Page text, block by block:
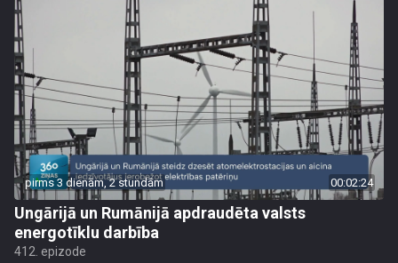
pirms 3 dienām, 2 stundām 00:02:24
Ungārijā un Rumānijā apdraudēta valsts
energotīklu darbība
412. epizode